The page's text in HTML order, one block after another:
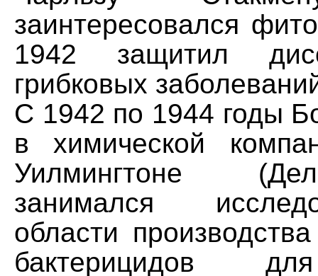
заинтересовался
1942 защитил
грибковых
С 1942 по 1944 годы
в химической
Уилмингтоне
занимался
области
бактерицидов